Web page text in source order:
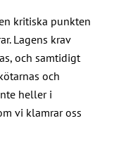
kritiska punkten
Lagens krav
och samtidigt
och
heller i
vi klamrar oss